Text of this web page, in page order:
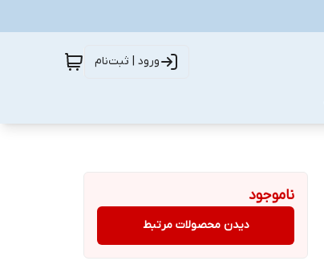
ورود | ثبت‌نام
ناموجود
دیدن محصولات مرتبط